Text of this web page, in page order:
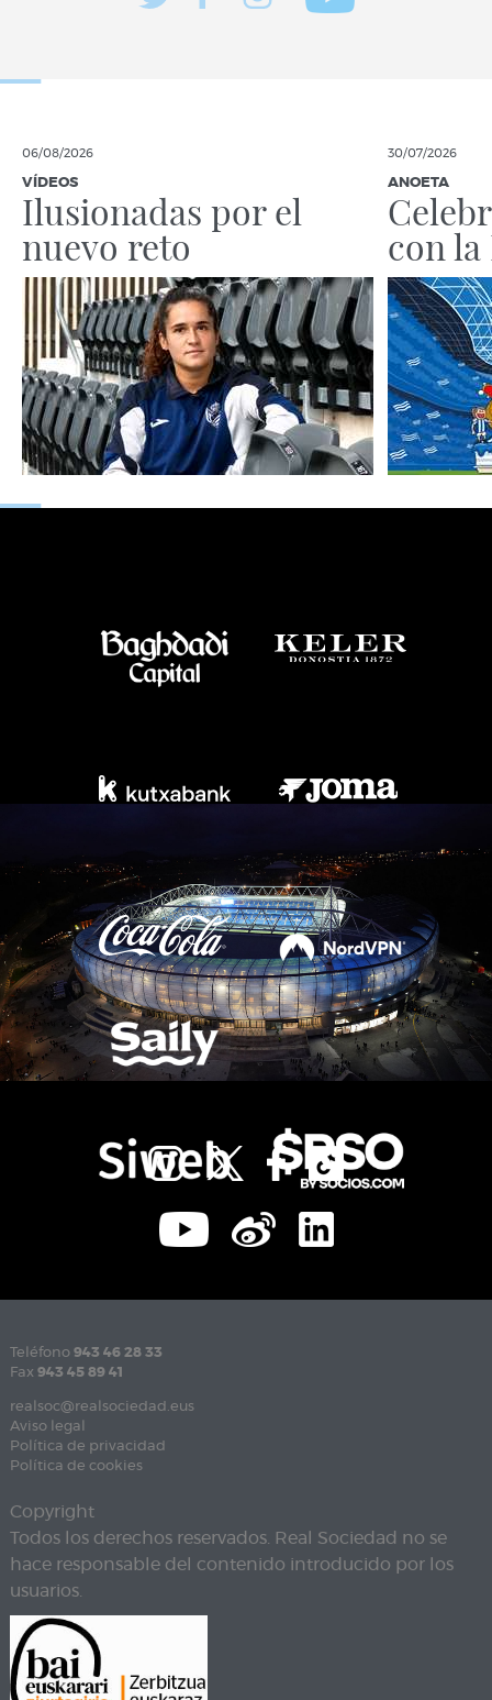
06/08/2026
VÍDEOS
Ilusionadas por el
nuevo reto
30/07/2026
ANOETA
con la
Teléfono 943 46 28 33
Fax 943 45 89 41
realsoc@realsociedad.eus
Aviso legal
Política de privacidad
Política de cookies
Copyright
Todos los derechos reservados. Real Sociedad no se
hace responsable del contenido introducido por los
usuarios.